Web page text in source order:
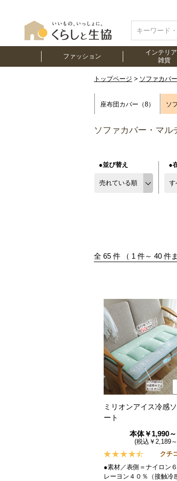
ファッション
インテリア
雑貨
トップページ ソファカバ
座布団カバー（8） ソ
ソファカバー・マル
●並び替え ●
全 65 件 （ 1 件～ 40 件
ミリオンアイス冷感
ート
本体￥1,990
(税込￥2,189
クチ
●素材／表側＝ナイロン
レーヨン４０％（接触冷